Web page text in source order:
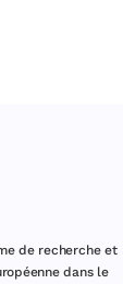
de recherche et
dans le